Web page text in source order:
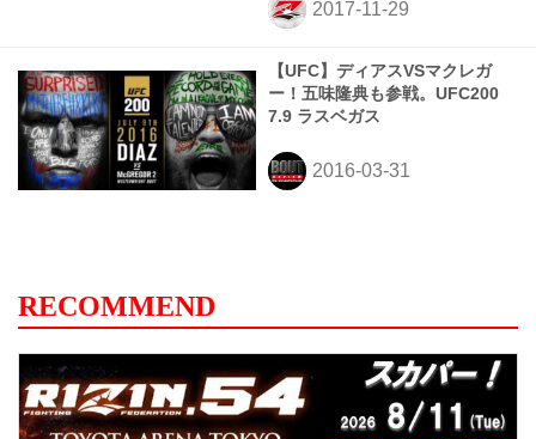
【UFC】ディアスVSマクレガ
ー！五味隆典も参戦。UFC200
7.9 ラスベガス
RECOMMEND